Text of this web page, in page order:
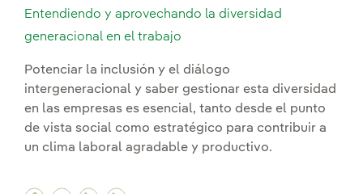
Entendiendo y aprovechando la diversidad
generacional en el trabajo
Potenciar la inclusión y el diálogo
intergeneracional y saber gestionar esta diversidad
en las empresas es esencial, tanto desde el punto
de vista social como estratégico para contribuir a
un clima laboral agradable y productivo.